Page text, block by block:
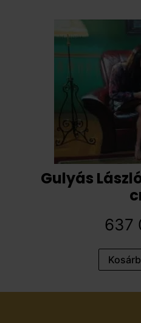
Gulyás
637